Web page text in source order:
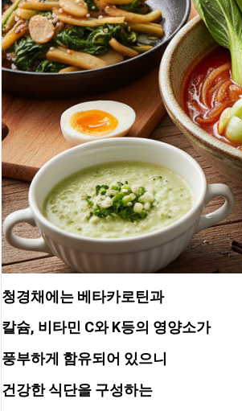
청경채에는 베타카로틴과
칼슘, 비타민 C와 K등의 영양소가
풍부하게 함유되어 있으니
건강한 식단을 구성하는